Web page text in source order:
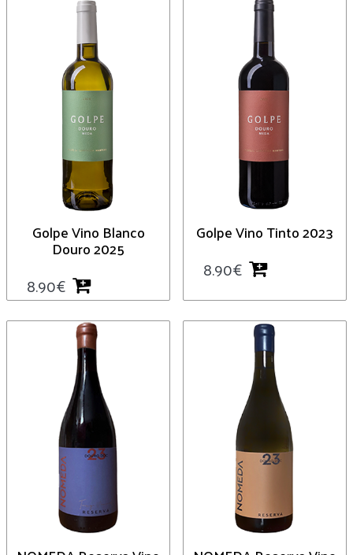
Golpe Vino Blanco
Douro 2025
8.90€
Golpe Vino Tinto 2023
8.90€